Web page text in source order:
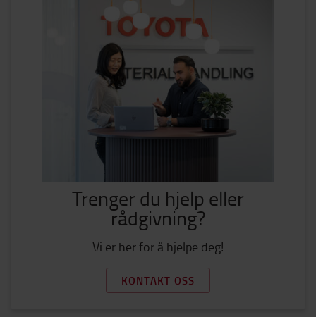
Trenger du hjelp eller
rådgivning?
Vi er her for å hjelpe deg!
KONTAKT OSS